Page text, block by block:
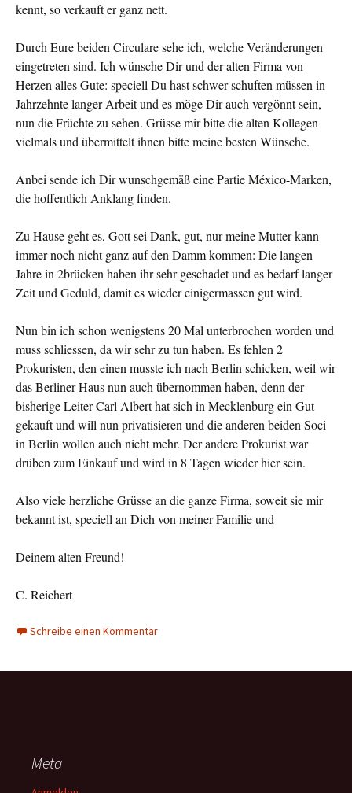
kennt, so verkauft er ganz nett.
Durch Eure beiden Circulare sehe ich, welche Veränderungen
eingetreten sind. Ich wünsche Dir und der alten Firma von
Herzen alles Gute: speciell Du hast schwer schuften müssen in
Jahrzehnte langer Arbeit und es möge Dir auch vergönnt sein,
nun die Früchte zu sehen. Grüsse mir bitte die alten Kollegen
vielmals und übermittelt ihnen bitte meine besten Wünsche.
Anbei sende ich Dir wunschgemäß eine Partie México-Marken,
die hoffentlich Anklang finden.
Zu Hause geht es, Gott sei Dank, gut, nur meine Mutter kann
immer noch nicht ganz auf den Damm kommen: Die langen
Jahre in 2brücken haben ihr sehr geschadet und es bedarf langer
Zeit und Geduld, damit es wieder einigermassen gut wird.
Nun bin ich schon wenigstens 20 Mal unterbrochen worden und
muss schliessen, da wir sehr zu tun haben. Es fehlen 2
Prokuristen, den einen musste ich nach Berlin schicken, weil wir
das Berliner Haus nun auch übernommen haben, denn der
bisherige Leiter Carl Albert hat sich in Mecklenburg ein Gut
gekauft und will nun privatisieren und die anderen beiden Soci
in Berlin wollen auch nicht mehr. Der andere Prokurist war
drüben zum Einkauf und wird in 8 Tagen wieder hier sein.
Also viele herzliche Grüsse an die ganze Firma, soweit sie mir
bekannt ist, speciell an Dich von meiner Familie und
Deinem alten Freund!
C. Reichert
Schreibe einen Kommentar
Meta